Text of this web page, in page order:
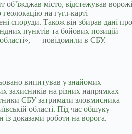
об’їжджав місто, відстежував ворожі
на гугл-карті
споруди. Також він збирав дані про
пунктів та бойових позицій
— повідомили в СБУ.
випитував у знайомих
захисників на різних напрямках
СБУ затримали зловмисника
області. Під час обшуку
доказами роботи на ворога.